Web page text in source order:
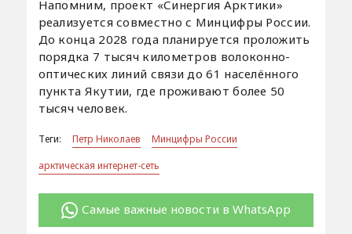
Напомним, проект «Синергия Арктики»
реализуется совместно с Минцифры России.
До конца 2028 года планируется проложить
порядка 7 тысяч километров волоконно-
оптических линий связи до 61 населённого
пункта Якутии, где проживают более 50
тысяч человек.
Теги: Петр Николаев
Минцифры России
арктическая интернет-сеть
Самые важные новости в WhatsApp